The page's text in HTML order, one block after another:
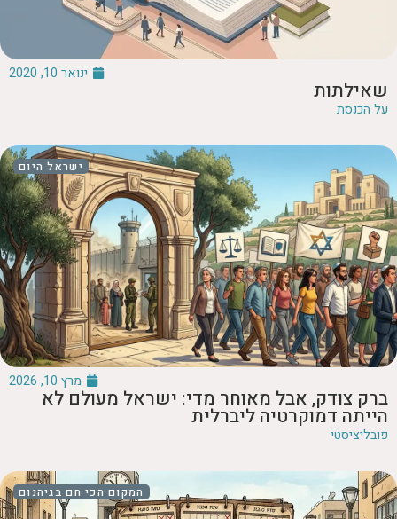
ינואר 10, 2020
שאילתות
על הכנסת
ישראל היום
מרץ 10, 2026
ברק צודק, אבל מאוחר מדי: ישראל מעולם לא
הייתה דמוקרטיה ליברלית
פובליציסטי
המקום הכי חם בגיהנום